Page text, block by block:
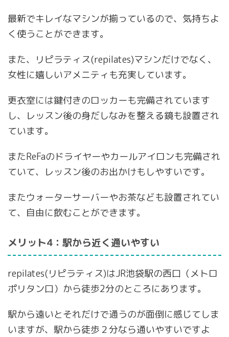
最新でキレイなマシンが揃っているので、気持ちよ
く使うことができます。
また、リピラティス(repilates)マシンだけでなく、
女性に嬉しいアメニティも充実しています。
更衣室には鍵付きのロッカーも完備されています
し、レッスン後の身だしなみを整える鏡も設置され
ています。
またReFaのドライヤーやカールアイロンも完備され
ていて、レッスン後のお出かけもしやすいです。
またウォーターサーバーやお茶なども設置されてい
て、自由に飲むことができます。
メリット4：駅から近く通いやすい
repilates(リピラティス)はJR池袋駅の西口（メトロ
ポリタン口）から徒歩2分のところにあります。
駅から遠いとそれだけで通うのが面倒に感じてしま
いますが、駅から徒歩２分なら通いやすいですよ